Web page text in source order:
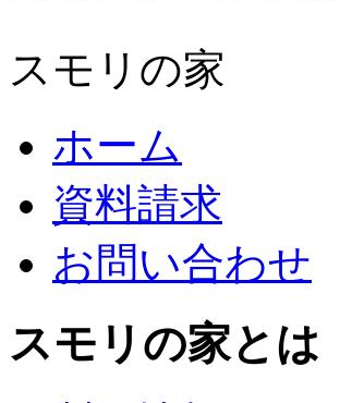
スモリの家
ホーム
資料請求
お問い合わせ
スモリの家とは